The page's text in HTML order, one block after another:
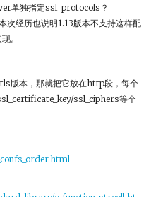
单独指定ssl_protocols？
次经历也说明1.13版本不支持这样配
。
版本，那就把它放在http段，每个
ssl_ciphers等个